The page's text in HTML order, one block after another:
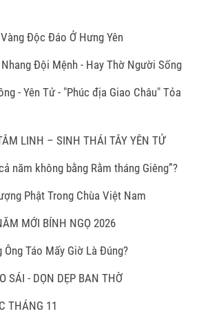
Độc Đáo Ở Hưng Yên
Đội Mệnh - Hay Thờ Người Sống
- Yên Tử - "Phúc địa Giao Châu" Tỏa
LINH – SINH THÁI TÂY YÊN TỬ
năm không bằng Rằm tháng Giêng”?
Phật Trong Chùa Việt Nam
MỚI BÍNH NGỌ 2026
Ông Táo Mấy Giờ Là Đúng?
SÁI - DỌN DẸP BAN THỜ
THÁNG 11